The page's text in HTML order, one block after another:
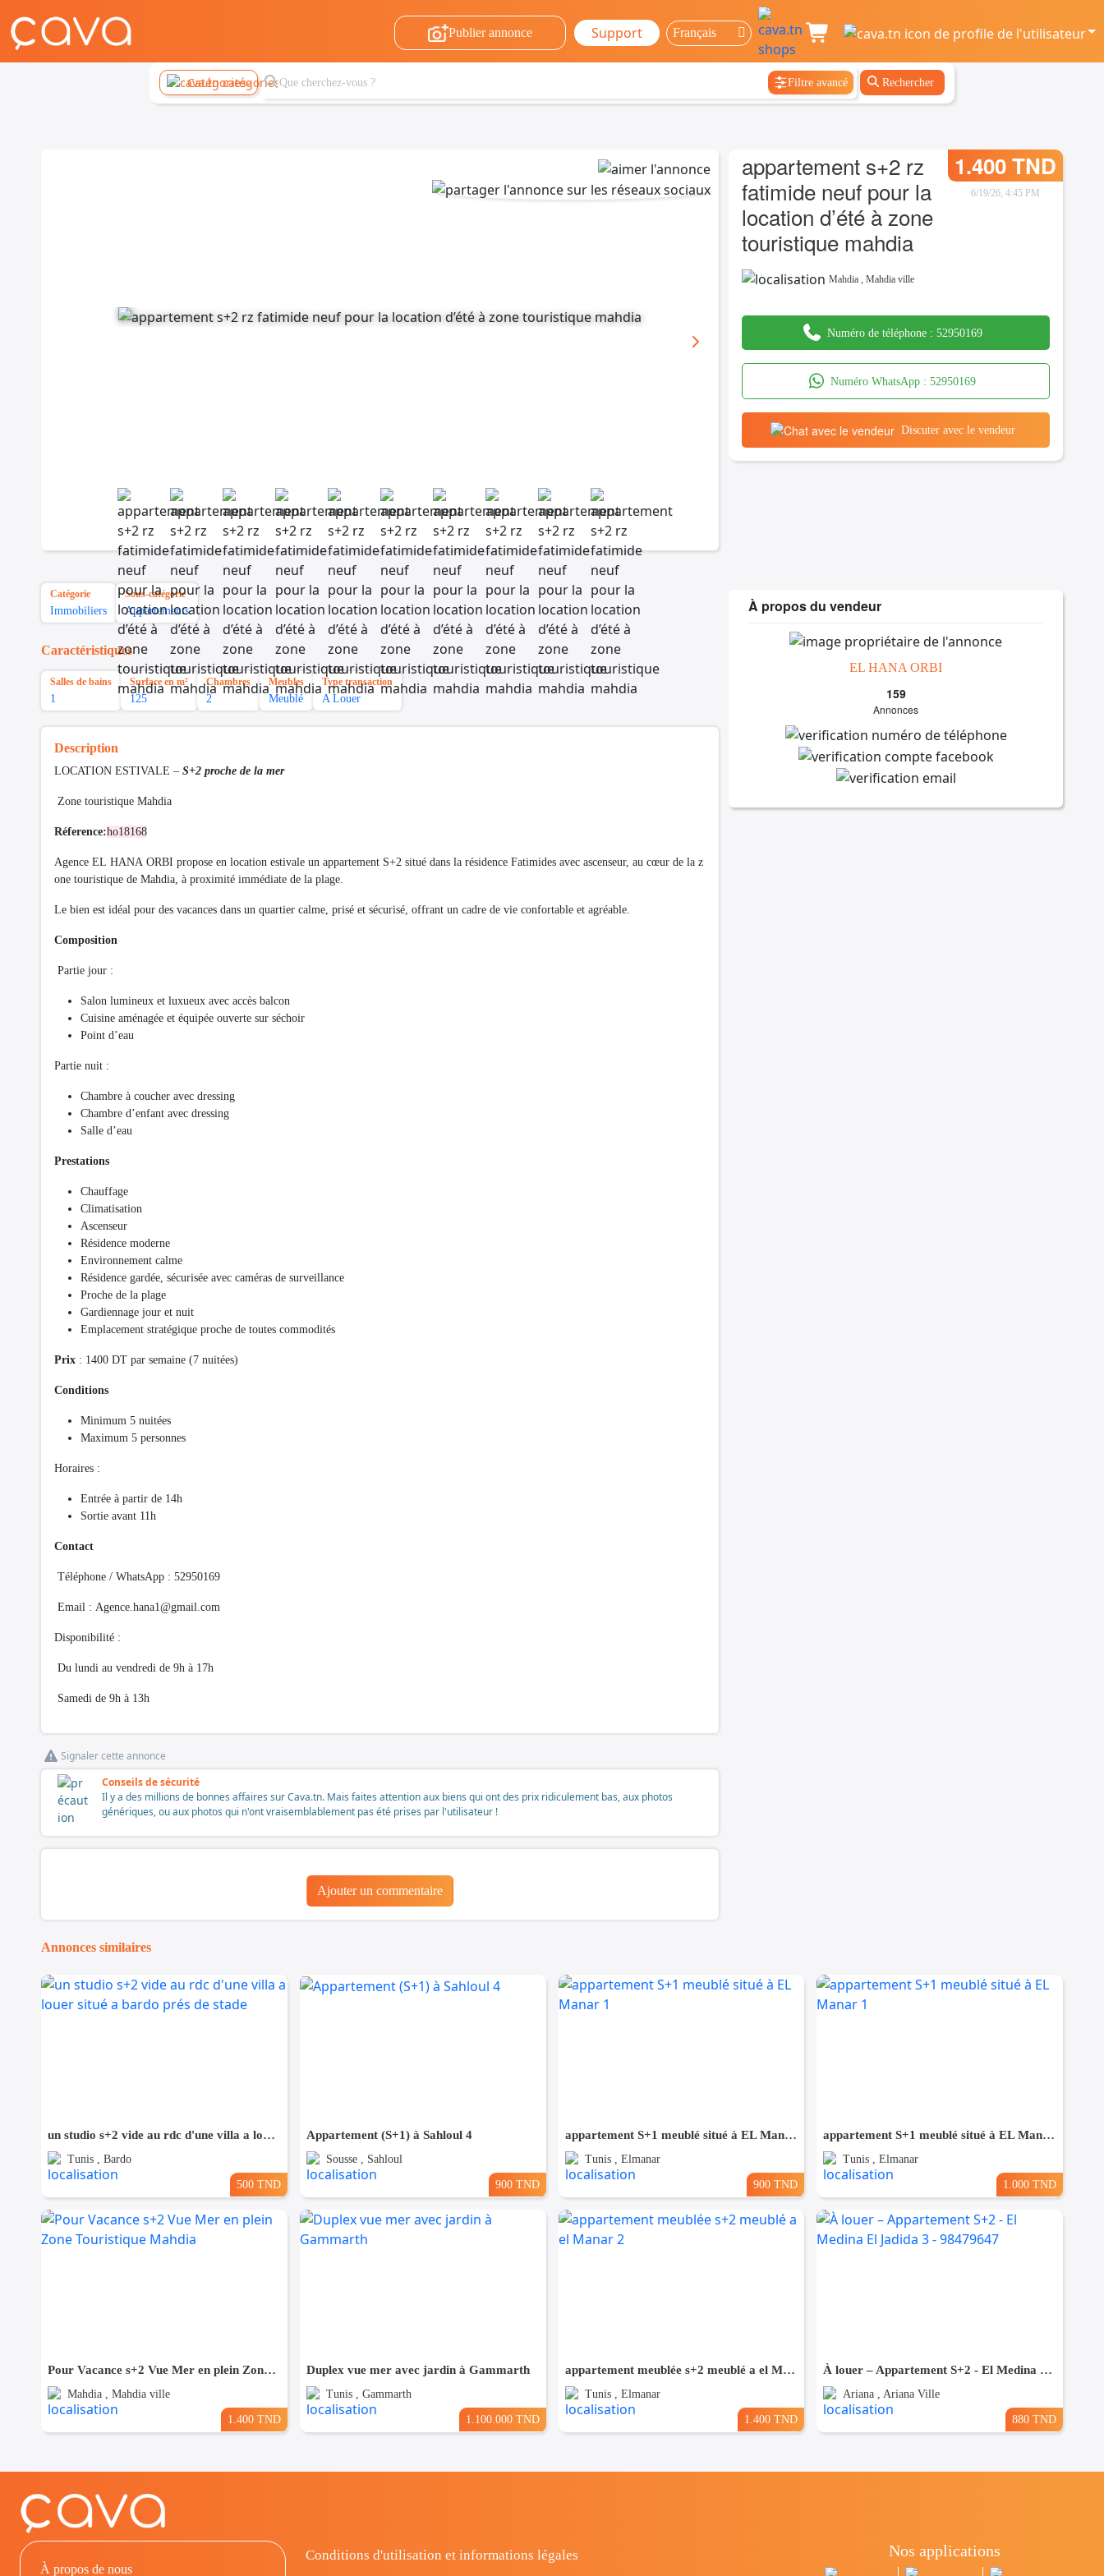
Publier annonce Support
Catégories Filtre avancé Rechercher
appartement s+2 rz
fatimide neuf pour la
location d’été à zone
touristique mahdia
1.400 TND
6/19/26, 4:45 PM
Mahdia ,Mahdia ville
Numéro de téléphone : 52950169
Numéro WhatsApp :52950169
Discuter avec le vendeur
Catégorie
Immobiliers
Sous-catégorie
Appartements
Caractéristiques
Salles de bains
1
Surface en m²
125
Chambres
2
Meubles
Meublé
Type transaction
A Louer
Description
LOCATION ESTIVALE – S+2 proche de la mer
Zone touristique Mahdia
Réference:ho18168
Agence EL HANA ORBI propose en location estivale un appartement S+2 situé dans la résidence Fatimides avec ascenseur, au cœur de la z
one touristique de Mahdia, à proximité immédiate de la plage.
Le bien est idéal pour des vacances dans un quartier calme, prisé et sécurisé, offrant un cadre de vie confortable et agréable.
Composition
Partie jour :
Salon lumineux et luxueux avec accès balcon
Cuisine aménagée et équipée ouverte sur séchoir
Point d’eau
Partie nuit :
Chambre à coucher avec dressing
Chambre d’enfant avec dressing
Salle d’eau
Prestations
Chauffage
Climatisation
Ascenseur
Résidence moderne
Environnement calme
Résidence gardée, sécurisée avec caméras de surveillance
Proche de la plage
Gardiennage jour et nuit
Emplacement stratégique proche de toutes commodités
Prix : 1400 DT par semaine (7 nuitées)
Conditions
Minimum 5 nuitées
Maximum 5 personnes
Horaires :
Entrée à partir de 14h
Sortie avant 11h
Contact
Téléphone / WhatsApp : 52950169
Email : Agence.hana1@gmail.com
Disponibilité :
Du lundi au vendredi de 9h à 17h
Samedi de 9h à 13h
Signaler cette annonce
Conseils de sécurité
Il y a des millions de bonnes affaires sur Cava.tn. Mais faites attention aux biens qui ont des prix ridiculement bas, aux photos
génériques, ou aux photos qui n'ont vraisemblablement pas été prises par l'utilisateur !
Ajouter un commentaire
À propos du vendeur
EL HANA ORBI
159
Annonces
Annonces similaires
un studio s+2 vide au rdc d'une villa a louer situé a bardo prés de stade
Tunis , Bardo
500 TND
Appartement (S+1) à Sahloul 4
Sousse , Sahloul
900 TND
appartement S+1 meublé situé à EL Manar 1
Tunis , Elmanar
900 TND
appartement S+1 meublé situé à EL Manar 1
Tunis , Elmanar
1.000 TND
Pour Vacance s+2 Vue Mer en plein Zone Touristique Mahdia
Mahdia , Mahdia ville
1.400 TND
Duplex vue mer avec jardin à Gammarth
Tunis , Gammarth
1.100.000 TND
appartement meublée s+2 meublé a el Manar 2
Tunis , Elmanar
1.400 TND
À louer – Appartement S+2 - El Medina El Jadida 3 - 98479647
Ariana , Ariana Ville
880 TND
À propos de nous
Conditions d'utilisation et informations légales Nos applications